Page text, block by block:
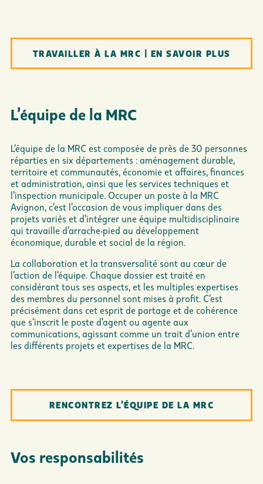
TRAVAILLER À LA MRC | EN SAVOIR PLUS
L’équipe de la MRC
L’équipe de la MRC est composée de près de 30 personnes
réparties en six départements : aménagement durable,
territoire et communautés, économie et affaires, finances
et administration, ainsi que les services techniques et
l’inspection municipale. Occuper un poste à la MRC
Avignon, c’est l’occasion de vous impliquer dans des
projets variés et d’intégrer une équipe multidisciplinaire
qui travaille d’arrache-pied au développement
économique, durable et social de la région.
La collaboration et la transversalité sont au cœur de
l’action de l’équipe. Chaque dossier est traité en
considérant tous ses aspects, et les multiples expertises
des membres du personnel sont mises à profit. C’est
précisément dans cet esprit de partage et de cohérence
que s’inscrit le poste d’agent ou agente aux
communications, agissant comme un trait d’union entre
les différents projets et expertises de la MRC.
RENCONTREZ L’ÉQUIPE DE LA MRC
Vos responsabilités